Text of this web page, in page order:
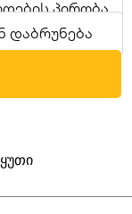
პირობა
დაბრუნება